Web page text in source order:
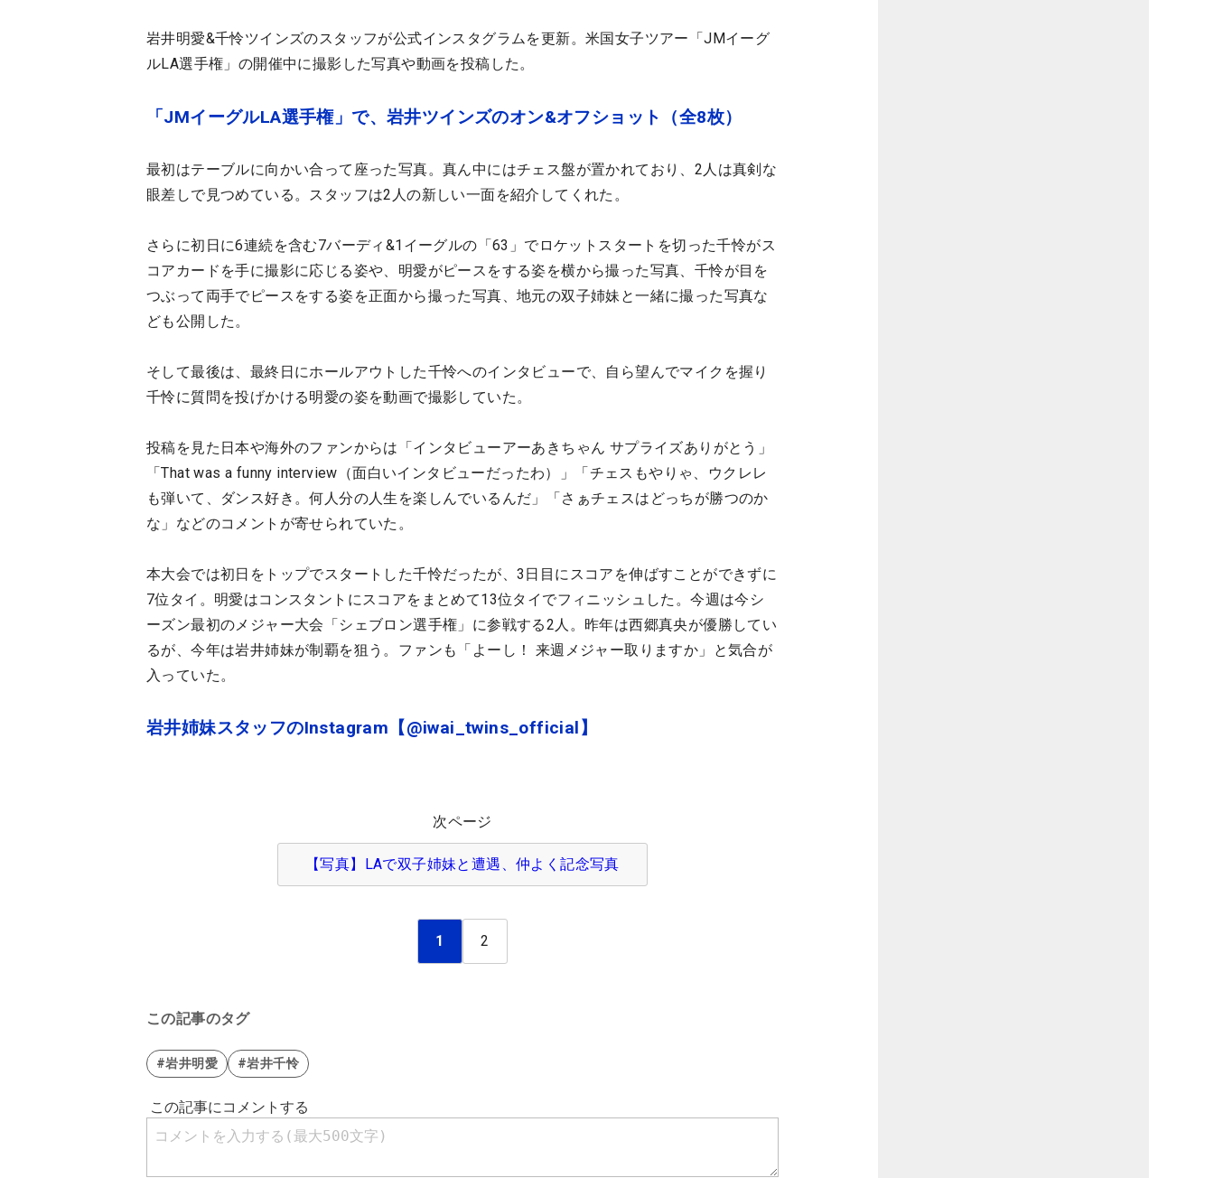
岩井明愛&千怜ツインズのスタッフが公式インスタグラムを更新。米国女子ツアー「JMイーグ
ルLA選手権」の開催中に撮影した写真や動画を投稿した。
「JMイーグルLA選手権」で、岩井ツインズのオン&オフショット（全8枚）
最初はテーブルに向かい合って座った写真。真ん中にはチェス盤が置かれており、2人は真剣な
眼差しで見つめている。スタッフは2人の新しい一面を紹介してくれた。
さらに初日に6連続を含む7バーディ&1イーグルの「63」でロケットスタートを切った千怜がス
コアカードを手に撮影に応じる姿や、明愛がピースをする姿を横から撮った写真、千怜が目を
つぶって両手でピースをする姿を正面から撮った写真、地元の双子姉妹と一緒に撮った写真な
ども公開した。
そして最後は、最終日にホールアウトした千怜へのインタビューで、自ら望んでマイクを握り
千怜に質問を投げかける明愛の姿を動画で撮影していた。
投稿を見た日本や海外のファンからは「インタビューアーあきちゃん サプライズありがとう」
「That was a funny interview（面白いインタビューだったわ）」「チェスもやりゃ、ウクレレ
も弾いて、ダンス好き。何人分の人生を楽しんでいるんだ」「さぁチェスはどっちが勝つのか
な」などのコメントが寄せられていた。
本大会では初日をトップでスタートした千怜だったが、3日目にスコアを伸ばすことができずに
7位タイ。明愛はコンスタントにスコアをまとめて13位タイでフィニッシュした。今週は今シ
ーズン最初のメジャー大会「シェブロン選手権」に参戦する2人。昨年は西郷真央が優勝してい
るが、今年は岩井姉妹が制覇を狙う。ファンも「よーし！ 来週メジャー取りますか」と気合が
入っていた。
岩井姉妹スタッフのInstagram【@iwai_twins_official】
次ページ
【写真】LAで双子姉妹と遭遇、仲よく記念写真
1 2
この記事のタグ
#岩井明愛 #岩井千怜